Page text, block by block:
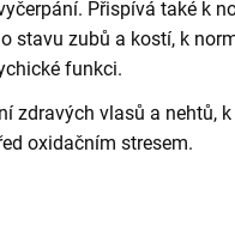
Přispívá také k
stavu zubů a kostí, k
funkci.
zdravých vlasů a nehtů,
oxidačním stresem.